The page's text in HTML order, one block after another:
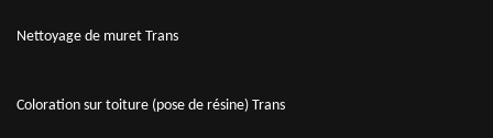
Nettoyage de muret Trans
Coloration sur toiture (pose de résine) Trans